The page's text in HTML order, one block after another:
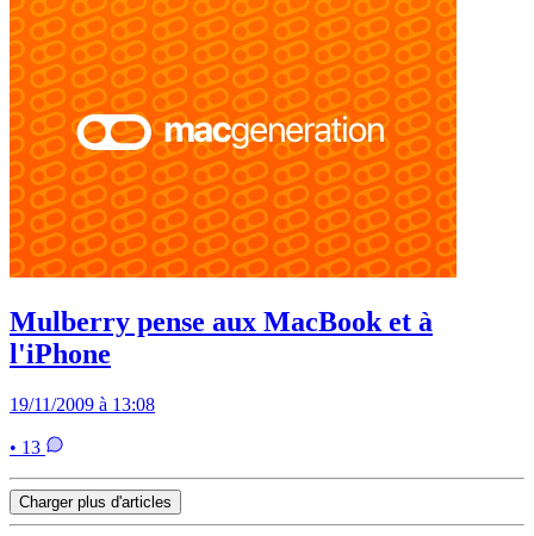
Mulberry pense aux MacBook et à
l'iPhone
19/11/2009 à 13:08
• 13
Charger plus d'articles